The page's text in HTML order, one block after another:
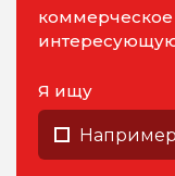
Я ищу